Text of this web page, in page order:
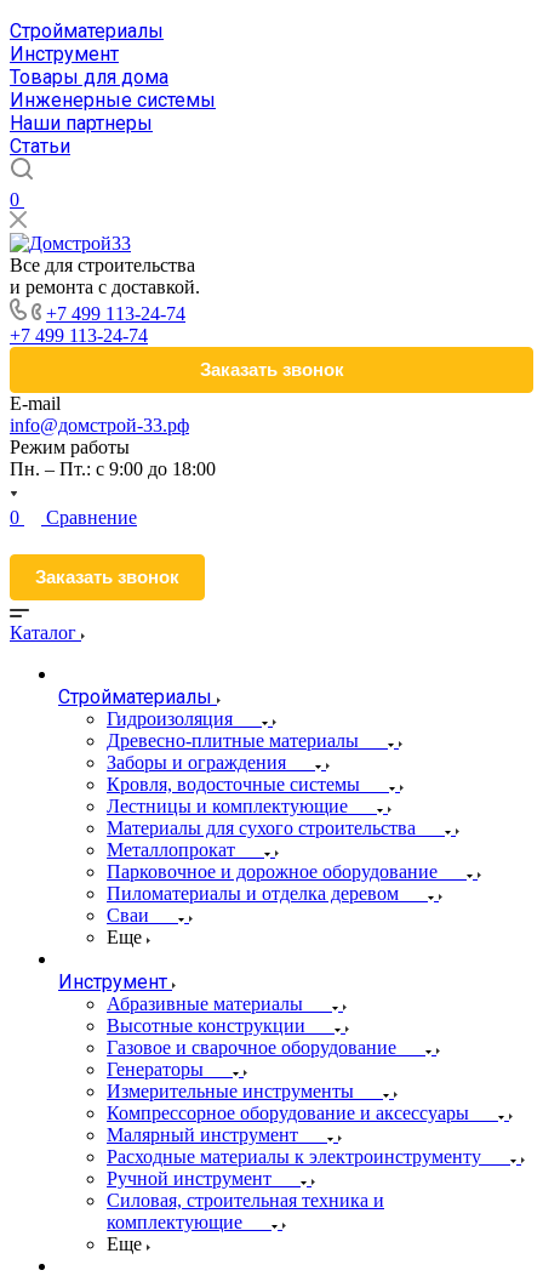
Стройматериалы
Инструмент
Товары для дома
Инженерные системы
Наши партнеры
Статьи
0
Все для строительства
и ремонта с доставкой.
+7 499 113-24-74
+7 499 113-24-74
Заказать звонок
E-mail
info@домстрой-33.рф
Режим работы
Пн. – Пт.: с 9:00 до 18:00
0 Сравнение
Заказать звонок
Каталог
Стройматериалы
Гидроизоляция
Древесно-плитные материалы
Заборы и ограждения
Кровля, водосточные системы
Лестницы и комплектующие
Материалы для сухого строительства
Металлопрокат
Парковочное и дорожное оборудование
Пиломатериалы и отделка деревом
Сваи
Еще
Инструмент
Абразивные материалы
Высотные конструкции
Газовое и сварочное оборудование
Генераторы
Измерительные инструменты
Компрессорное оборудование и аксессуары
Малярный инструмент
Расходные материалы к электроинструменту
Ручной инструмент
Силовая, строительная техника и
комплектующие
Еще